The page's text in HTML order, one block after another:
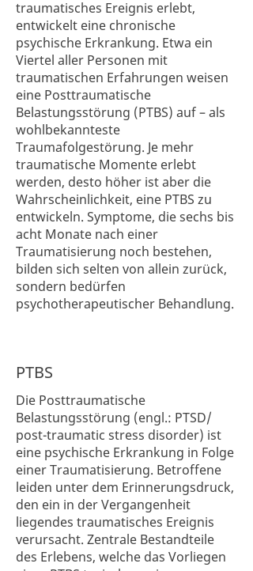
traumatisches Ereignis erlebt,
entwickelt eine chronische
psychische Erkrankung. Etwa ein
Viertel aller Personen mit
traumatischen Erfahrungen weisen
eine Posttraumatische
Belastungsstörung (PTBS) auf – als
wohlbekannteste
Traumafolgestörung. Je mehr
traumatische Momente erlebt
werden, desto höher ist aber die
Wahrscheinlichkeit, eine PTBS zu
entwickeln. Symptome, die sechs bis
acht Monate nach einer
Traumatisierung noch bestehen,
bilden sich selten von allein zurück,
sondern bedürfen
psychotherapeutischer Behandlung.
PTBS
Die Posttraumatische
Belastungsstörung (engl.: PTSD/
post-traumatic stress disorder) ist
eine psychische Erkrankung in Folge
einer Traumatisierung. Betroffene
leiden unter dem Erinnerungsdruck,
den ein in der Vergangenheit
liegendes traumatisches Ereignis
verursacht. Zentrale Bestandteile
des Erlebens, welche das Vorliegen